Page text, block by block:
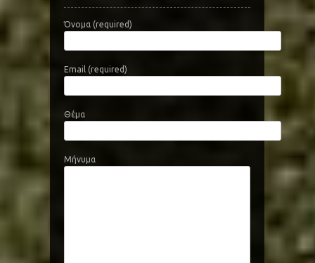
Όνομα (required)
Email (required)
Θέμα
Μήνυμα